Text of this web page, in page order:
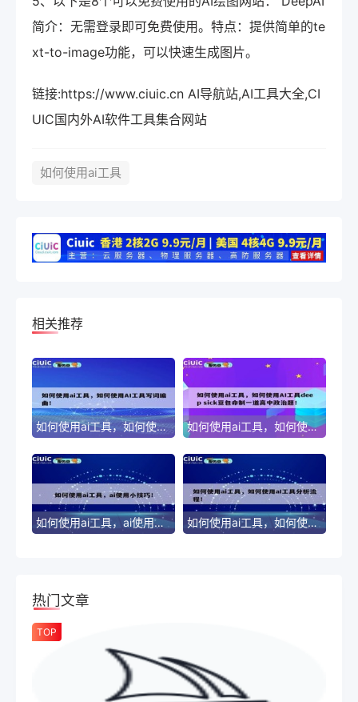
简介：无需登录即可免费使用。特点：提供简单的te
xt-to-image功能，可以快速生成图片。
链接:https://www.ciuic.cn AI导航站,AI工具大全,CI
UIC国内外AI软件工具集合网站
如何使用ai工具
相关推荐
如何使用ai工具，如何使用AI工具写词编曲！ 如何使用ai工具，如何使用AI工具deep sick豆包命制一道高中政治题！
如何使用ai工具，ai使用小技巧！ 如何使用ai工具，如何使用aI工具分析流程！
热门文章
TOP